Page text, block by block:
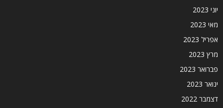
יוני 2023
מאי 2023
אפריל 2023
מרץ 2023
פברואר 2023
ינואר 2023
דצמבר 2022